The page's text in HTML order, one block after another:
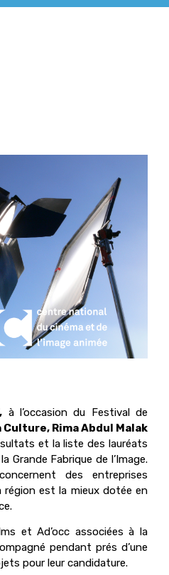
à l’occasion du Festival de
Rima Abdul Malak
et la liste des lauréats
Grande Fabrique de l’Image.
des entreprises
région est la mieux dotée en
et Ad’occ associées à la
pendant prés d’une
pour leur candidature.